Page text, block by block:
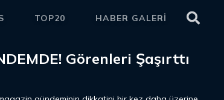
TOP20 HABER GALERİ
Görenleri Şaşırttı